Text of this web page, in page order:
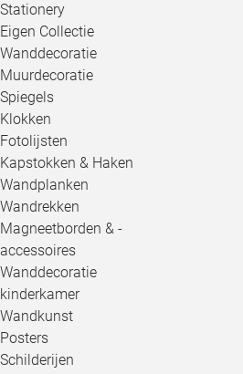
Stationery
Eigen Collectie
Wanddecoratie
Muurdecoratie
Spiegels
Klokken
Fotolijsten
Kapstokken & Haken
Wandplanken
Wandrekken
Magneetborden & -
accessoires
Wanddecoratie
kinderkamer
Wandkunst
Posters
Schilderijen